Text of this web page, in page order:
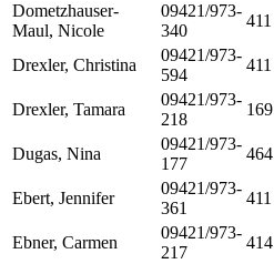
Dometzhauser-
Maul, Nicole
09421/973-
340
411
Drexler, Christina
09421/973-
594
411
Drexler, Tamara
09421/973-
218
169
Dugas, Nina
09421/973-
177
464
Ebert, Jennifer
09421/973-
361
411
Ebner, Carmen
09421/973-
217
414